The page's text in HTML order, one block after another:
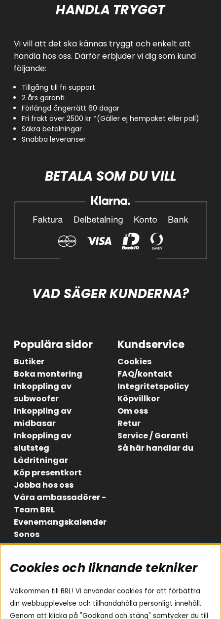
HANDLA TRYGGT
Vi vill att det ska kännas tryggt och enkelt att
handla hos oss. Därför erbjuder vi dig som kund
följande:
Tillgång till fri support
2 års garanti
Förlängd ångerrätt 60 dagar
Fri frakt över 2500 kr *(Gäller ej hempaket eller pall)
Säkra betalningar
Snabba leveranser
BETALA SOM DU VILL
VAD SÄGER KUNDERNA?
Populära sidor
Butiker
Boka montering
Inkoppling av
subwoofer
Inkoppling av
midbasar
Inkoppling av
slutsteg
Lådritningar
Köp presentkort
Jobba hos oss
Våra ambassadörer -
Team BRL
Evenemangskalender
Sonos
Kundservice
Cookies
FAQ/kontakt
Integritetspolicy
Köpvillkor
Om oss
Retur
Service / Garanti
Så här handlar du
Områden
Billjud
Hemmaljud
Medarbetare
Följ oss
Instagram
Facebook
Cookies och liknande tekniker
Välkommen till BRL! Vi använder cookies för att förbättra
din webbupplevelse och tillhandahålla personligt innehåll.
Genom att klicka på "Godkänd och stäng" samtycker du till